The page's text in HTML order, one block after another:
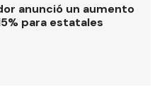
anunció un aumento
para estatales